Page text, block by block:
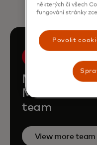
Meet the
Mastercard
team
View more
některých či všech
fungování stránky
Povolit